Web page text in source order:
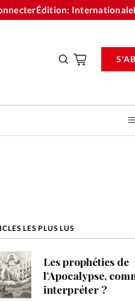
Édition: Internationale
LES PLUS LUS
Les prophéties de
l’Apocalypse,
interpréter ?